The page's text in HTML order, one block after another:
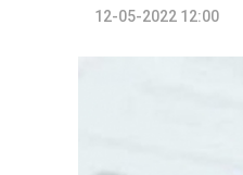
12-05-2022 12:00